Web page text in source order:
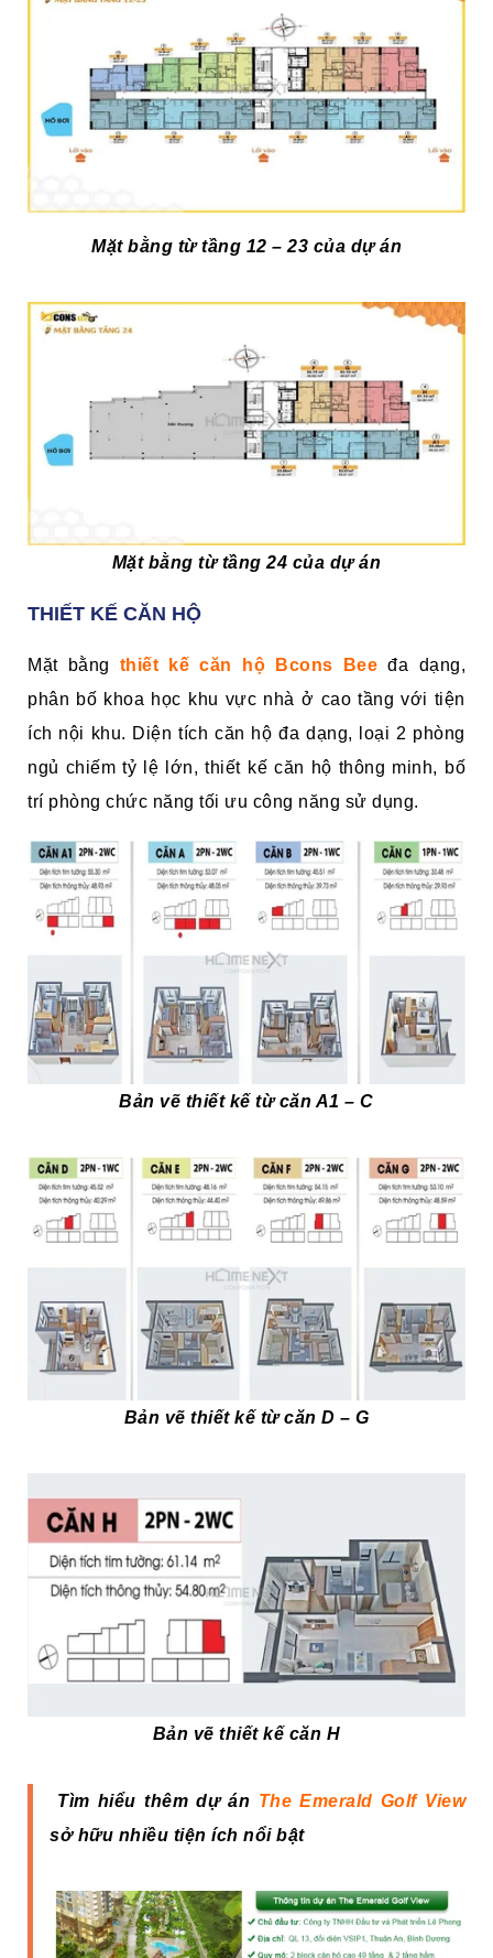
Mặt bằng từ tầng 12 – 23 của dự án
Mặt bằng từ tầng 24 của dự án
THIẾT KẾ CĂN HỘ
Mặt bằng thiết kế căn hộ Bcons Bee đa dạng,
phân bố khoa học khu vực nhà ở cao tầng với tiện
ích nội khu. Diện tích căn hộ đa dạng, loại 2 phòng
ngủ chiếm tỷ lệ lớn, thiết kế căn hộ thông minh, bố
trí phòng chức năng tối ưu công năng sử dụng.
Bản vẽ thiết kế từ căn A1 – C
Bản vẽ thiết kế từ căn D – G
Bản vẽ thiết kế căn H
Tìm hiểu thêm dự án The Emerald Golf View
sở hữu nhiều tiện ích nổi bật